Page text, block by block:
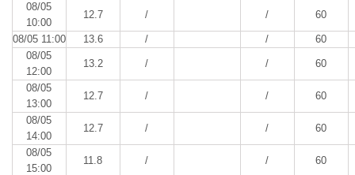
08/05
10:00
12.7 / / 60
08/05 11:00 13.6 / /
60
08/05
12:00
13.2 / / 60
08/05
13:00
12.7 / / 60
08/05
14:00
12.7 / / 60
08/05
15:00
11.8 / / 60